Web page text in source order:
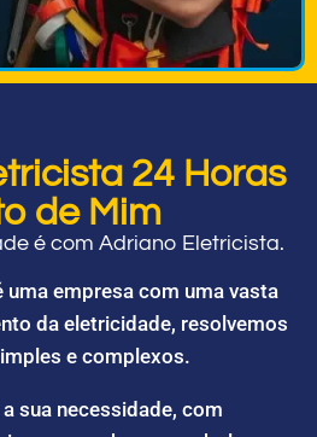
24 Horas
de Mim
é com Adriano Eletricista.
uma empresa com uma vasta
da eletricidade, resolvemos
e complexos.
sua necessidade, com